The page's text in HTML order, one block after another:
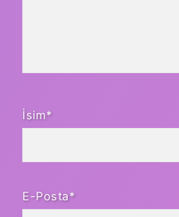
İsim*
E-Posta*